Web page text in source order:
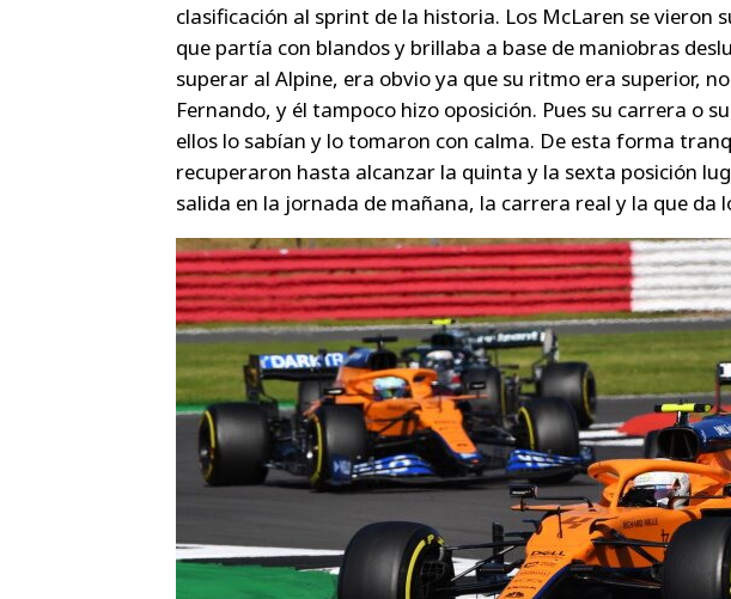
clasificación al sprint de la historia. Los McLaren se vieron
que partía con blandos y brillaba a base de maniobras
superar al Alpine, era obvio ya que su ritmo era superior,
Fernando, y él tampoco hizo oposición. Pues su carrera o
ellos lo sabían y lo tomaron con calma. De esta forma
recuperaron hasta alcanzar la quinta y la sexta posición
salida en la jornada de mañana, la carrera real y la que da